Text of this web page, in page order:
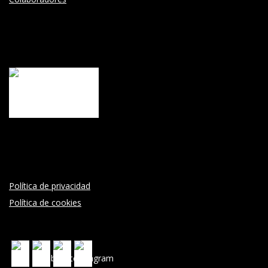
Política de privacidad
Política de cookies